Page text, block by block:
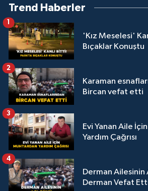
Trend Haberler
'Kız Meselesi'
Bıçaklar Konuştu
1
Karaman
Bircan vefat etti
2
Evi Yanan Aile
Yardım Çağrısı
3
Derman Ailesinin
Derman Vefat
4